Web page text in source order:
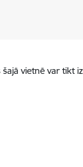
vietnē var tikt